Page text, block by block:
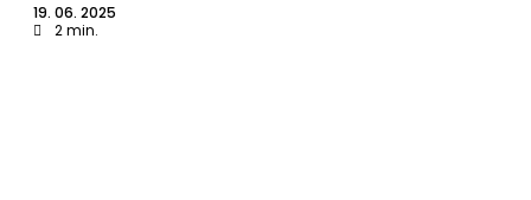
19. 06. 2025
2min.